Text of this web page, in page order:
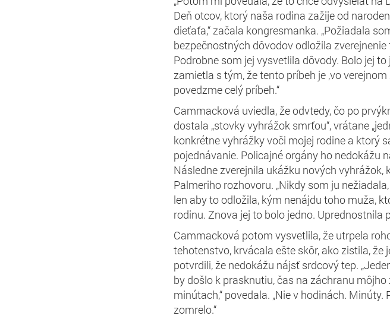
Deň otcov, ktorý naša rodina zažije od
dieťaťa,“ začala kongresmanka. „Požiadala
bezpečnostných dôvodov odložila
Podrobne som jej vysvetlila dôvody. Bolo jej
zamietla s tým, že tento príbeh je ‚vo
povedzme celý príbeh.“
Cammacková uviedla, že odvtedy, čo po
dostala „stovky vyhrážok smrťou“, vrátane
konkrétne vyhrážky voči mojej rodine a ktorý
pojednávanie. Policajné orgány ho nedokážu
Následne zverejnila ukážku nových vyhrážok,
Palmeriho rozhovoru. „Nikdy som ju
len aby to odložila, kým nenájdu toho muža,
rodinu. Znova jej to bolo jedno. Uprednostnila
Cammacková potom vysvetlila, že utrpela
tehotenstvo, krvácala ešte skôr, ako zistila, že
potvrdili, že nedokážu nájsť srdcový tep.
by došlo k prasknutiu, čas na záchranu
minútach,“ povedala. „Nie v hodinách. Minúty.
zomrelo.“